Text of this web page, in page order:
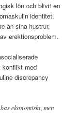
lön och blivit en
identitet.
än sina hustrur,
erektionsproblem.
konflikt med
discrepancy
ekonomiskt, men